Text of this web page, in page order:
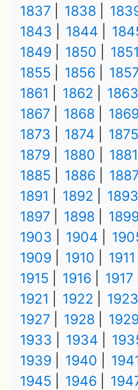
1837
1838
1843
1844
1849
1850 1851
1855
1856
1861
1862 1863
1867
1868
1873
1874 1875
1879
1880 1881
1885
1886
1891
1892 1893
1897
1898
1903
1904
1909
1910 1911
1915
1916 1917
1921
1922 1923
1927
1928
1933
1934
1939
1940
1945
1946